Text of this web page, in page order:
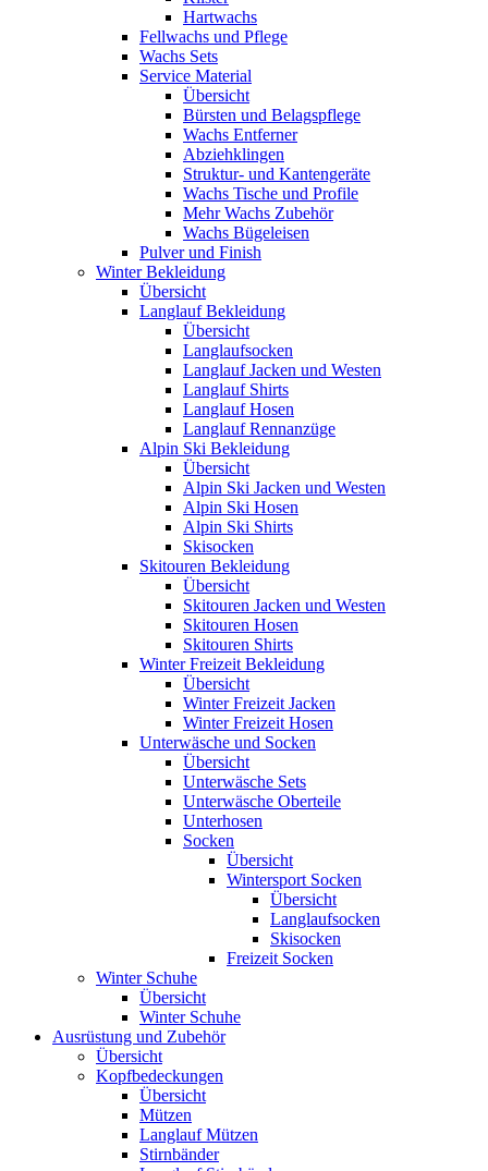
Hartwachs
Fellwachs und Pflege
Wachs Sets
Service Material
Übersicht
Bürsten und Belagspflege
Wachs Entferner
Abziehklingen
Struktur- und Kantengeräte
Wachs Tische und Profile
Mehr Wachs Zubehör
Wachs Bügeleisen
Pulver und Finish
Winter Bekleidung
Übersicht
Langlauf Bekleidung
Übersicht
Langlaufsocken
Langlauf Jacken und Westen
Langlauf Shirts
Langlauf Hosen
Langlauf Rennanzüge
Alpin Ski Bekleidung
Übersicht
Alpin Ski Jacken und Westen
Alpin Ski Hosen
Alpin Ski Shirts
Skisocken
Skitouren Bekleidung
Übersicht
Skitouren Jacken und Westen
Skitouren Hosen
Skitouren Shirts
Winter Freizeit Bekleidung
Übersicht
Winter Freizeit Jacken
Winter Freizeit Hosen
Unterwäsche und Socken
Übersicht
Unterwäsche Sets
Unterwäsche Oberteile
Unterhosen
Socken
Übersicht
Wintersport Socken
Übersicht
Langlaufsocken
Skisocken
Freizeit Socken
Winter Schuhe
Übersicht
Winter Schuhe
Ausrüstung und Zubehör
Übersicht
Kopfbedeckungen
Übersicht
Mützen
Langlauf Mützen
Stirnbänder